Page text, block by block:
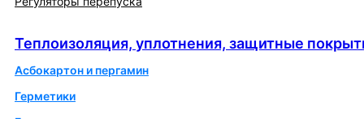
Теплоизоляция, уплотнения, защитные
Асбокартон и пергамин
Герметики